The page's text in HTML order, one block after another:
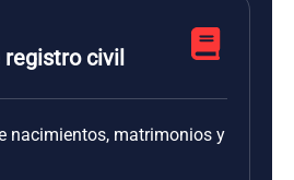
registro civil
nacimientos, matrimonios y